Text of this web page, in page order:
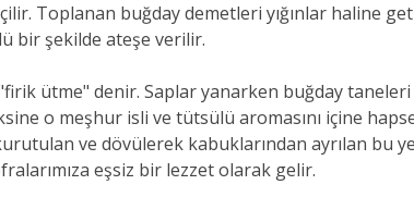
Toplanan buğday demetleri yığınlar haline
bir şekilde ateşe verilir.
ütme" denir. Saplar yanarken buğday taneleri
o meşhur isli ve tütsülü aromasını içine
ve dövülerek kabuklarından ayrılan bu
eşsiz bir lezzet olarak gelir.